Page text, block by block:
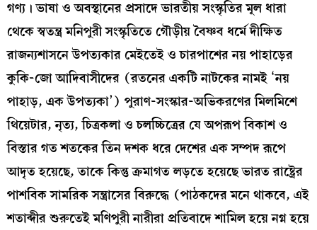
গণ্য। ভাষা ও অবস্থানের প্রসাদে ভারতীয় সংস্কৃতির মূল ধারা
থেকে স্বতন্ত্র মনিপুরী সংস্কৃতিতে গৌড়ীয় বৈষ্ণব ধর্মে দীক্ষিত
রাজন্যশাসনে উপত্যকার মেইতেই ও চারপাশের নয় পাহাড়ের
কুকি-জো আদিবাসীদের (রতনের একটি নাটকের নামই ‘নয়
পাহাড়, এক উপত্যকা’) পুরাণ-সংস্কার-অভিকরণের মিলমিশে
থিয়েটার, নৃত্য, চিত্রকলা ও চলচ্চিত্রের যে অপরূপ বিকাশ ও
বিস্তার গত শতকের তিন দশক ধরে দেশের এক সম্পদ রূপে
আদৃত হয়েছে, তাকে কিন্তু ক্রমাগত লড়তে হয়েছে ভারত রাষ্ট্রের
পাশবিক সামরিক সন্ত্রাসের বিরুদ্ধে (পাঠকদের মনে থাকবে, এই
শতাব্দীর শুরুতেই মণিপুরী নারীরা প্রতিবাদে শামিল হয়ে নগ্ন হয়ে